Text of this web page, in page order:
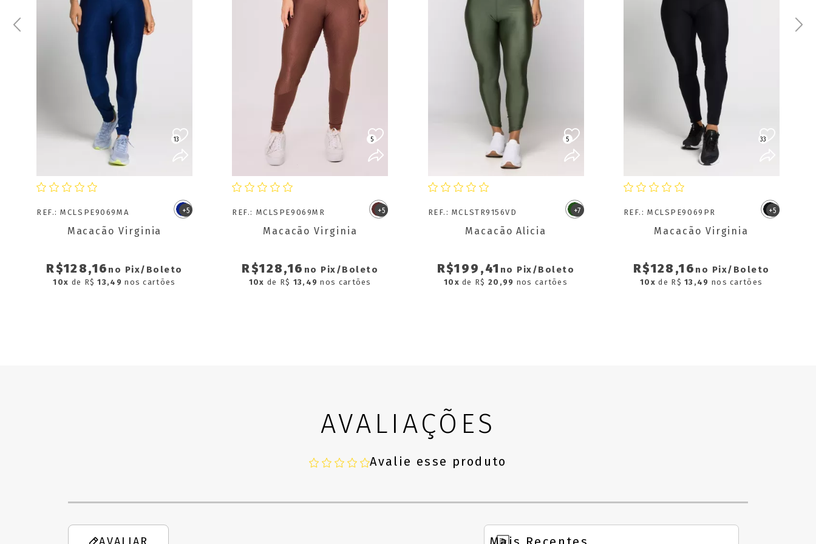
13
REF.: MCLSPE9069MA +5
Macacão Virginia
R$128,16 no Pix/Boleto
10x de R$13,49 nos cartões
COMPRAR
5
REF.: MCLSPE9069MR +5
Macacão Virginia
R$128,16 no Pix/Boleto
10x de R$ 13,49 nos cartões
COMPRAR
5
REF.: MCLSTR9156VD +7
Macacão Alicia
R$199,41 no Pix/Boleto
10xde R$ 20,99 nos cartões
COMPRAR
33
REF.: MCLSPE9069PR +5
Macacão Virginia
R$128,16 no Pix/Boleto
10xde R$13,49 nos cartões
COMPRAR
AVALIAÇÕES
Avalie esse produto
AVALIAR